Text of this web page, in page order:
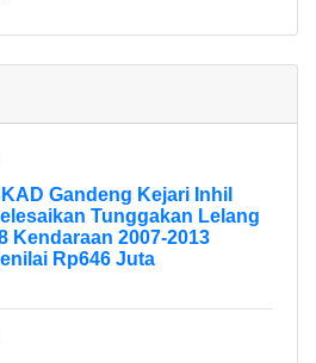
Gandeng Kejari Inhil
Tunggakan Lelang
Kendaraan 2007-2013
Rp646 Juta